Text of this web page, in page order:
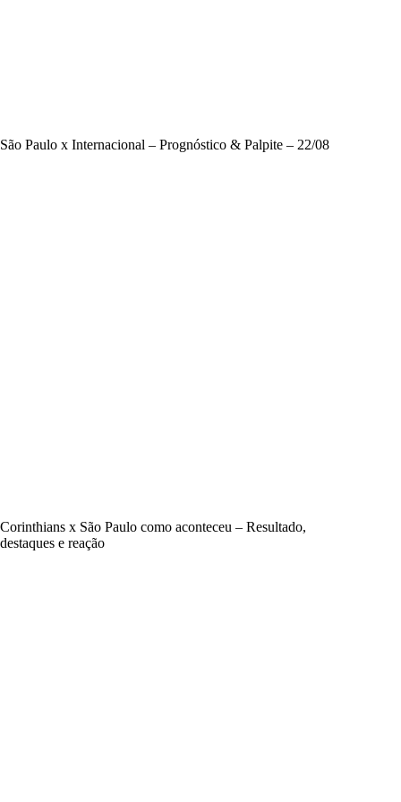
São Paulo x Internacional – Prognóstico & Palpite – 22/08
Corinthians x São Paulo como aconteceu – Resultado,
destaques e reação